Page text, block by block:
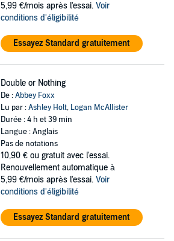
5,99 €/mois après l'essai. Voir
conditions d'éligibilité
Essayez Standard gratuitement
Double or Nothing
De :Abbey Foxx
Lu par :Ashley Holt, Logan McAllister
Durée : 4 h et 39 min
Langue : Anglais
Pas de notations
10,90 € ou gratuit avec l'essai.
Renouvellement automatique à
5,99 €/mois après l'essai. Voir
conditions d'éligibilité
Essayez Standard gratuitement